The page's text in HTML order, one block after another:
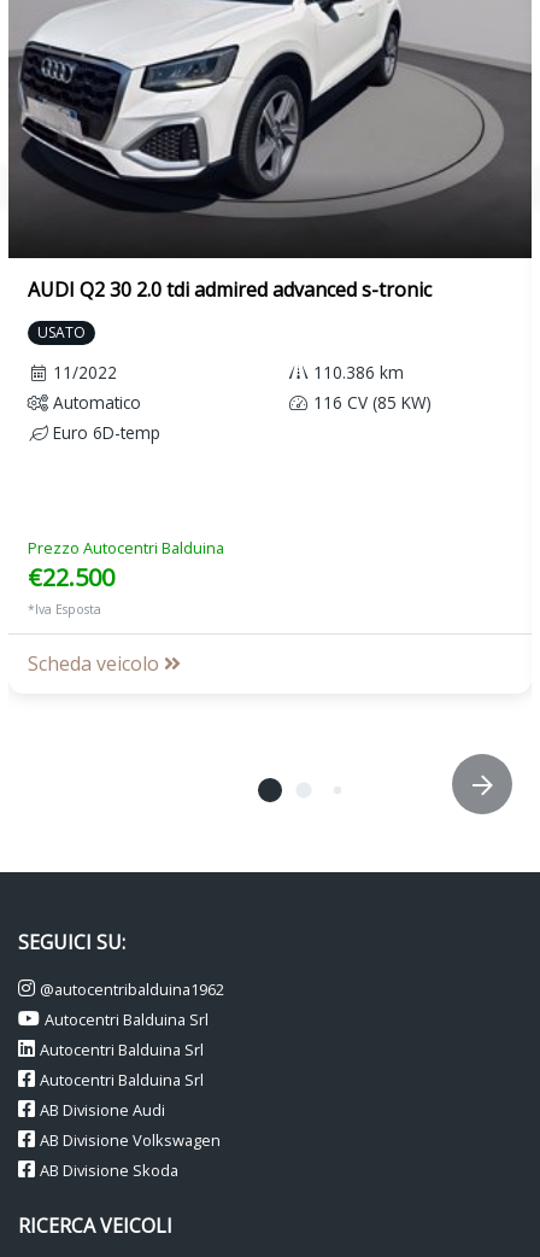
AUDI Q2 30 2.0 tdi admired advanced s-tronic
USATO
11/2022
110.386 km
Automatico
116 CV (85 KW)
Euro 6D-temp
Prezzo Autocentri Balduina
€22.500
*Iva Esposta
Scheda veicolo
SEGUICI SU:
@autocentribalduina1962
Autocentri Balduina Srl
Autocentri Balduina Srl
Autocentri Balduina Srl
AB Divisione Audi
AB Divisione Volkswagen
AB Divisione Skoda
RICERCA VEICOLI